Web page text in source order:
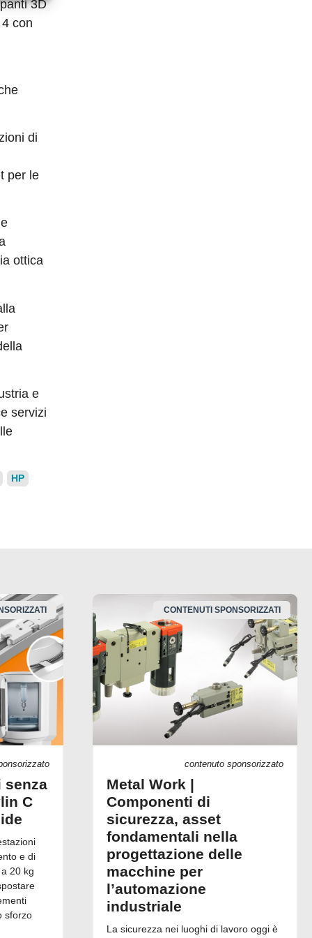
3D
con
di
per le
ottica
e
servizi
HP
senza
C
e di
20 kg
sforzo
CONTENUTI SPONSORIZZATI
contenuto sponsorizzato
Metal Work |
Componenti di
sicurezza, asset
fondamentali nella
progettazione delle
macchine per
l’automazione
industriale
La sicurezza nei luoghi di lavoro oggi è